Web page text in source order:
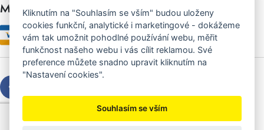
Možnosti platby
Copyright © 2026 Sedláček s.r.o.
Created byOLC Webdesign
Kliknutím na "Souhlasím se vším" budou uloženy
cookies funkční, analytické i marketingové - dokážeme
vám tak umožnit pohodlné používání webu, měřit
funkčnost našeho webu i vás cílit reklamou. Své
preference můžete snadno upravit kliknutím na
"Nastavení cookies".
Souhlasím se vším